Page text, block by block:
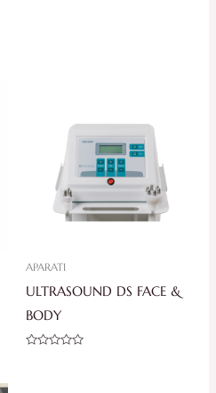
APARATI
ULTRASOUND DS FACE &
BODY